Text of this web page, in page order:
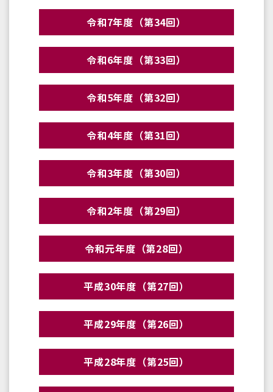
令和7年度（第34回）
令和6年度（第33回）
令和5年度（第32回）
令和4年度（第31回）
令和3年度（第30回）
令和2年度（第29回）
令和元年度（第28回）
平成30年度（第27回）
平成29年度（第26回）
平成28年度（第25回）